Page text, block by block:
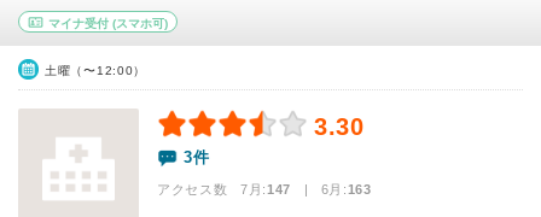
マイナ受付 (スマホ可)
土曜（〜12:00）
3.30
3件
アクセス数 7月:147 | 6月:163